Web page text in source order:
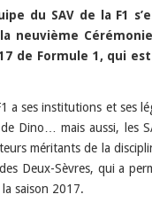
du SAV de la F1
neuvième
de Formule 1, qui
a ses institutions et ses
Dino… mais aussi, les
méritants de la
Deux-Sèvres, qui a
saison 2017.